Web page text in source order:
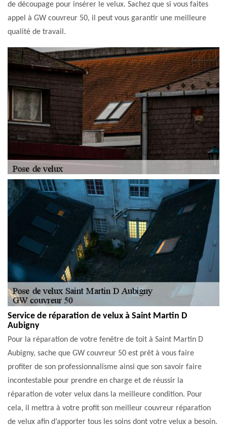
de découpage pour insérer le velux. Sachez que si vous faites
appel à GW couvreur 50, il peut vous garantir une meilleure
qualité de travail.
Service de réparation de velux à Saint Martin D
Aubigny
Pour la réparation de votre fenêtre de toit à Saint Martin D
Aubigny, sache que GW couvreur 50 est prêt à vous faire
profiter de son professionnalisme ainsi que son savoir faire
incontestable pour prendre en charge et de réussir la
réparation de voter velux dans la meilleure condition. Pour
cela, il mettra à votre profit son meilleur couvreur réparation
de velux afin d’apporter tous les soins dont votre velux a besoin.